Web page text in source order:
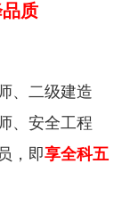
质
、二级建造
、安全工程
，即享全科五